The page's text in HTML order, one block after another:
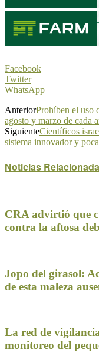
Facebook
Twitter
WhatsApp
AnteriorProhíben el uso
agosto y marzo de cada
SiguienteCientíficos
sistema innovador y
Noticias
CRA advirtió que
contra la aftosa
Jopo del girasol:
de esta maleza
La red de
monitoreo del